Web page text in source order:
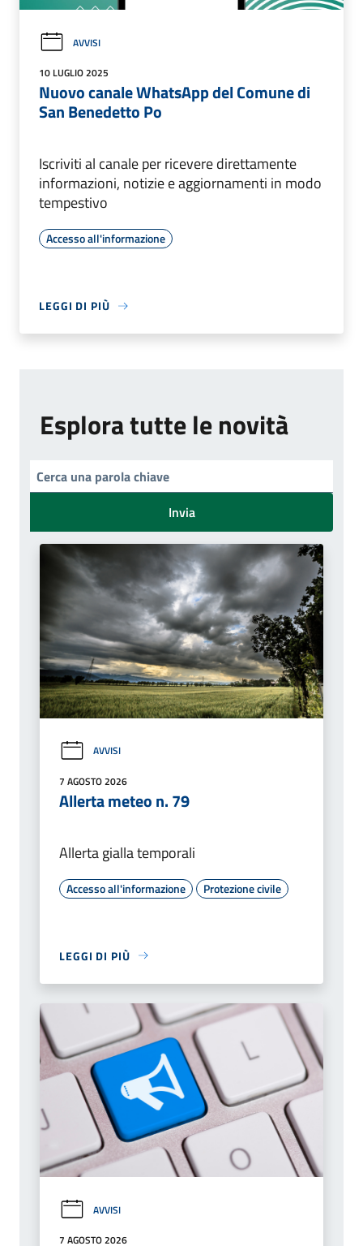
AVVISI
10 LUGLIO 2025
Nuovo canale WhatsApp del Comune di
San Benedetto Po
Iscriviti al canale per ricevere direttamente
informazioni, notizie e aggiornamenti in modo
tempestivo
Accesso all'informazione
LEGGI DI PIÙ
Esplora tutte le novità
Invia
AVVISI
7 AGOSTO 2026
Allerta meteo n. 79
Allerta gialla temporali
Accesso all'informazione Protezione civile
LEGGI DI PIÙ
AVVISI
7 AGOSTO 2026